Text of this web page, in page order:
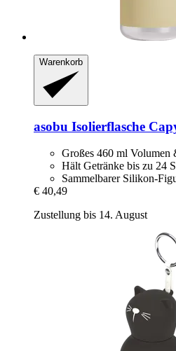
Warenkorb
asobu Isolierflasche
Großes 460 ml Volumen
Hält Getränke bis zu 24
Sammelbarer Silikon-
€ 40,49
Zustellung bis 14. August